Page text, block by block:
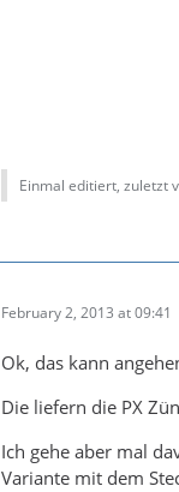
Einmal editiert, zuletzt
February 2, 2013 at 09:41
Ok, das kann
Die liefern die PX
Ich gehe aber mal
Variante mit dem